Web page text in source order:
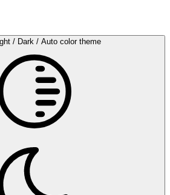
/ Dark / Auto color theme